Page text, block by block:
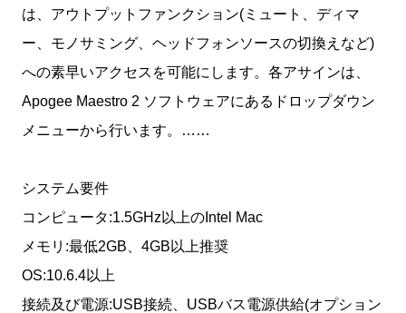
は、アウトプットファンクション(ミュート、ディマ
ー、モノサミング、ヘッドフォンソースの切換えなど)
への素早いアクセスを可能にします。各アサインは、
Apogee Maestro 2 ソフトウェアにあるドロップダウン
メニューから行います。……
システム要件
コンピュータ:1.5GHz以上のIntel Mac
メモリ:最低2GB、4GB以上推奨
OS:10.6.4以上
接続及び電源:USB接続、USBバス電源供給(オプション